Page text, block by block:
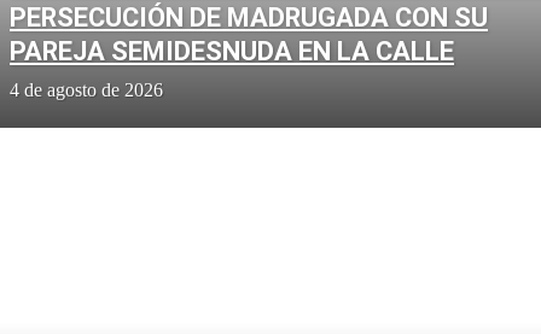
PERSECUCIÓN DE MADRUGADA CON SU
PAREJA SEMIDESNUDA EN LA CALLE
4 de agosto de 2026